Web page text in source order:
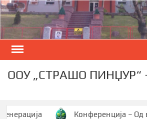
Skip
to
content
ООУ „СТРАШО ПИНЏУР“
Конференција – Од